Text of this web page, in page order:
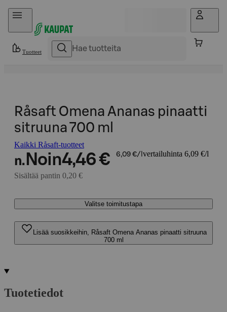
Hyppää sisältöön
Tuotteet
Råsaft Omena Ananas pinaatti
sitruuna 700 ml
Kaikki Råsaft-tuotteet
n. Noin4,46 € 6,09 €/l vertailuhinta 6,09 €/l
Sisältää pantin 0,20 €
Valitse toimitustapa
Lisää suosikkeihin, Råsaft Omena Ananas pinaatti sitruuna
700 ml
Tuotetiedot